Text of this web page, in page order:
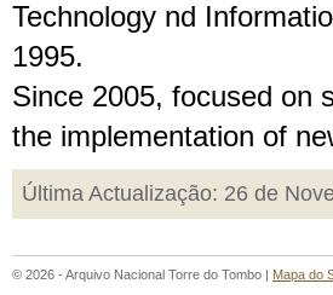
Technology nd
1995.
Since 2005, focused on
the implementation of
Última Actualização: 26 de
© 2026 - Arquivo Nacional Torre do Tombo | Mapa do